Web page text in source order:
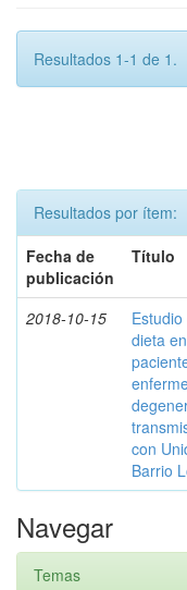
Resultados 1-1 de 1.
Resultados por ítem:
Fecha de
publicación
Título
2018-10-15
dieta
con
Barrio
Navegar
Temas